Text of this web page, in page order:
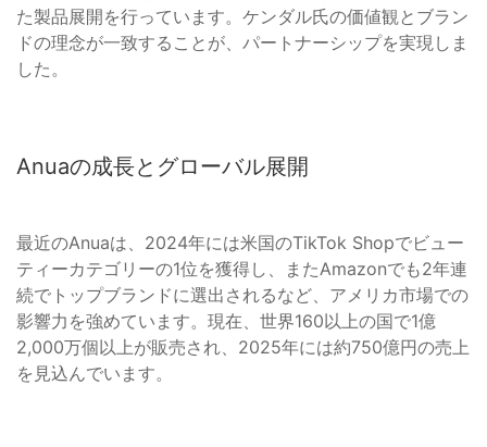
た製品展開を行っています。ケンダル氏の価値観とブラン
ドの理念が一致することが、パートナーシップを実現しま
した。
Anuaの成長とグローバル展開
最近のAnuaは、2024年には米国のTikTok Shopでビュー
ティーカテゴリーの1位を獲得し、またAmazonでも2年連
続でトップブランドに選出されるなど、アメリカ市場での
影響力を強めています。現在、世界160以上の国で1億
2,000万個以上が販売され、2025年には約750億円の売上
を見込んでいます。